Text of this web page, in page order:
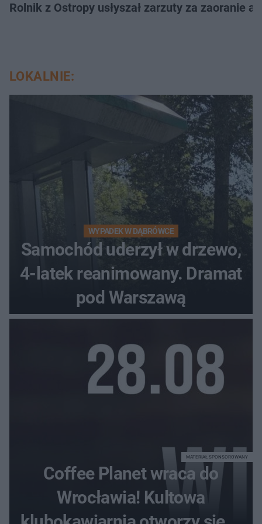
Rolnik z Ostropy usłyszał zarzuty za zaoranie
LOKALNIE:
WYPADEK W DĄBRÓWCE
Samochód uderzył w drzewo,
4-latek reanimowany. Dramat
pod Warszawą
Coffee Planet wraca do
Wrocławia! Kultowa
MATERIAŁ SPONSOROWANY